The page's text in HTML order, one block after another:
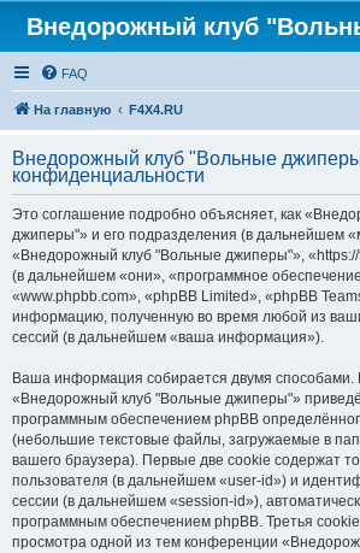
Внедорожный клуб
FAQ
На главную F4X4.RU
Внедорожный клуб "Вольные
конфиденциальности
Это соглашение подробно объясняет, как
джиперы"» и его подразделения (в дальнейшем
«Внедорожный клуб "Вольные джиперы"»,
(в дальнейшем «они», «программное
«www.phpbb.com», «phpBB Limited», «phpBB
информацию, полученную во время любой из
сессий (в дальнейшем «ваша информация»).
Ваша информация собирается двумя способами.
«Внедорожный клуб "Вольные джиперы"»
программным обеспечением phpBB
(небольшие текстовые файлы, загружаемые в
вашего браузера). Первые две cookie содержат
пользователя (в дальнейшем «user-id») и
сессии (в дальнейшем «session-id»),
программным обеспечением phpBB. Третья
просмотра одной из тем конференции